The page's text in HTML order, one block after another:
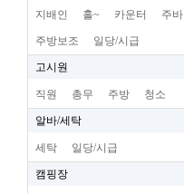
지배인 홀~ 카운터 주바
주방보조 일당/시급
고시원
직원 총무 주방 청소
알바/세탁
세탁 일당/시급
캠핑장